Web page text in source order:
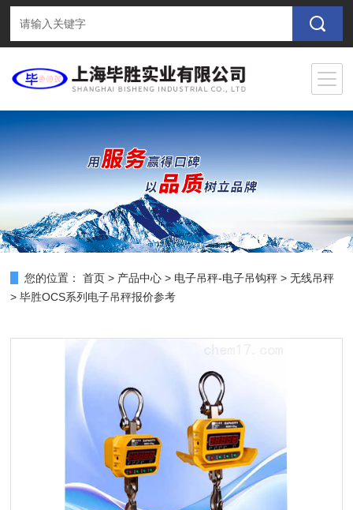
您的位置： 首页 > 产品中心 > 电子吊秤-电子吊钩秤 >无线吊秤
> 毕胜OCS系列电子吊秤报价参考